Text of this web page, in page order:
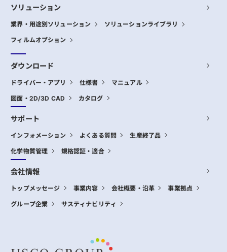
ソリューション
業界・用途別ソリューション ソリューションライブラリ
フィルムオプション
ダウンロード
ドライバー・アプリ 仕様書 マニュアル
図面・2D/3D CAD カタログ
サポート
インフォメーション よくある質問 生産終了品
化学物質管理 規格認証・適合
会社情報
トップメッセージ 事業内容 会社概要・沿革 事業拠点
グループ企業 サスティナビリティ